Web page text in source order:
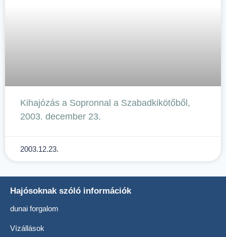
Kihajózás a Sopronnal a Szabadkikötőből,
2003. december 23.
2003.12.23.
Hajósoknak szóló információk
dunai forgalom
Vízállások